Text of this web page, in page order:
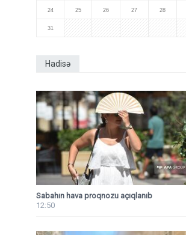
24 25 26 27 28
31
Hadisə
Sabahın hava proqnozu açıqlanıb
12:50